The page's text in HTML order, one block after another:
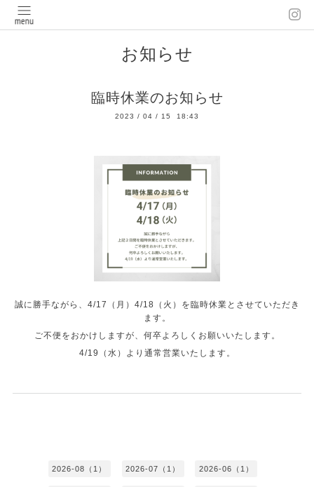
お知らせ
臨時休業のお知らせ
2023 / 04 / 15 18:43
誠に勝手ながら、4/17（月）4/18（火）を臨時休業とさせていただき
ます。
ご不便をおかけしますが、何卒よろしくお願いいたします。
4/19（水）より通常営業いたします。
2026-08（1） 2026-07（1） 2026-06（1）